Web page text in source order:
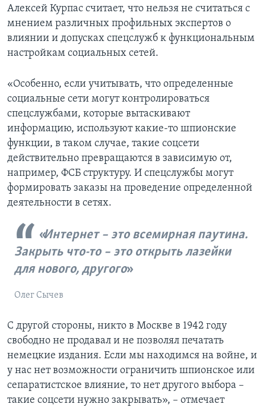
Алексей Курпас считает, что нельзя не считаться с
мнением различных профильных экспертов о
влиянии и допусках спецслужб к функциональным
настройкам социальных сетей.
«Особенно, если учитывать, что определенные
социальные сети могут контролироваться
спецслужбами, которые вытаскивают
информацию, используют какие-то шпионские
функции, в таком случае, такие соцсети
действительно превращаются в зависимую от,
например, ФСБ структуру. И спецслужбы могут
формировать заказы на проведение определенной
деятельности в сетях.
Интернет – это всемирная паутина.
Закрыть что-то – это открыть лазейки
для нового, другого
Олег Сычев
С другой стороны, никто в Москве в 1942 году
свободно не продавал и не позволял печатать
немецкие издания. Если мы находимся на войне, и
у нас нет возможности ограничить шпионское или
сепаратистское влияние, то нет другого выбора –
такие соцсети нужно закрывать», – отмечает